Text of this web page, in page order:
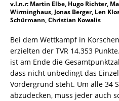
v.l.n.r: Martin Elbe, Hugo Richter,
Wirminghaus, Jonas Berger, Len
Schürmann, Christian Kowalis
Bei dem Wettkampf in
erzielten der TVR 14.353
ist am Ende die
dass nicht unbedingt das
Vordergrund steht. Um alle 34
abzudecken, muss jeder auch